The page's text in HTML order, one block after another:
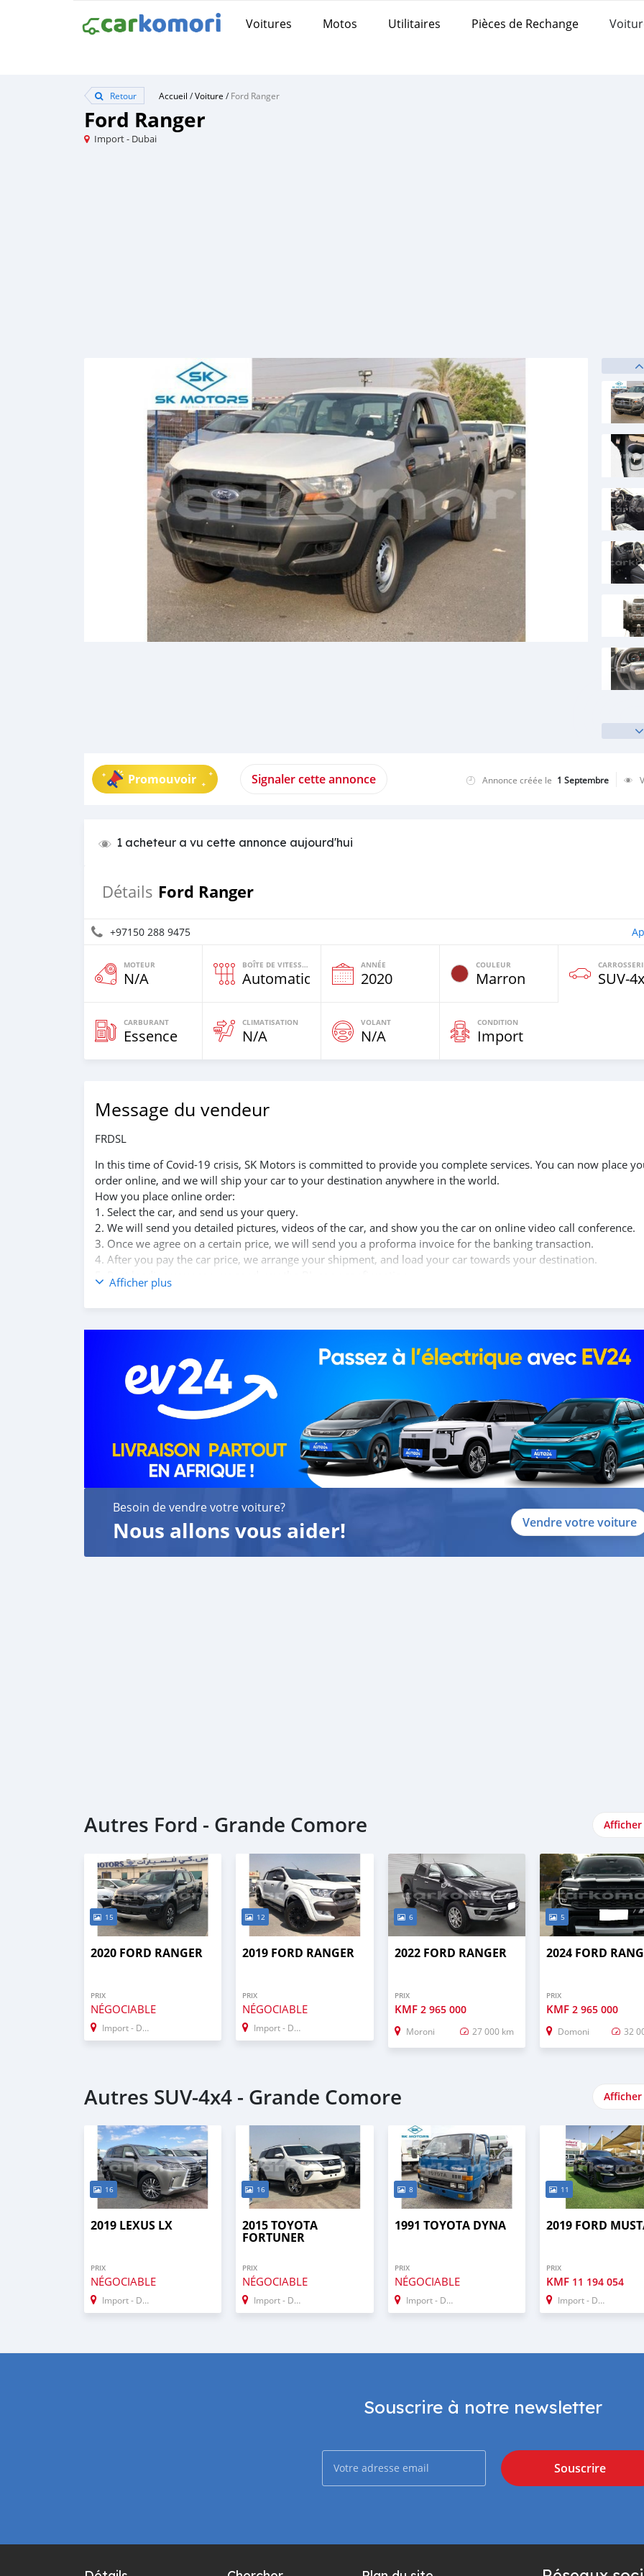
Voitures Motos Utilitaires Pièces de Rechange
Retour Accueil /Voiture /Ford Ranger
Ford Ranger
Import - Dubai
Promouvoir Signaler cette annonce Annonce créée le 1 Septembre
1 acheteur a vu cette annonce aujourd'hui
Détails Ford Ranger
+97150 288 9475
MOTEUR
N/A
BOÎTE DE VITESSES
Automatique
ANNÉE
2020
COULEUR
Marron
CARBURANT
Essence
CLIMATISATION
N/A
VOLANT
N/A
CONDITION
Import
Message du vendeur
FRDSL
In this time of Covid-19 crisis, SK Motors is committed to provide you complete services. You can now place
order online, and we will ship your car to your destination anywhere in the world.
How you place online order:
1. Select the car, and send us your query.
2. We will send you detailed pictures, videos of the car, and show you the car on online video call conference.
3. Once we agree on a certain price, we will send you a proforma invoice for the banking transaction.
4. After you pay the car price, we arrange your shipment, and load your car towards your destination.
5. Post loading your car, we send you the BL copy confirmation.
6. Once you receive your car, you confirm us, and we are done with the process.
We are taking these steps to ensure that our clients do not have to Travel. And please note, SK Motors is one
Afficher plus
Besoin de vendre votre voiture?
Nous allons vous aider! Vendre votre voiture
Autres Ford - Grande Comore
15
2020 FORD RANGER
PRIX
NÉGOCIABLE
Import - Dubai
12
2019 FORD RANGER
PRIX
NÉGOCIABLE
Import - Dubai
6
2022 FORD RANGER
PRIX
KMF 2 965 000
Moroni 27 000 km
5
2024 FORD
PRIX
KMF 2 965 000
Domoni 32
Autres SUV‒4x4 - Grande Comore
16
2019 LEXUS LX
PRIX
NÉGOCIABLE
Import - Dubai
16
2015 TOYOTA
FORTUNER
PRIX
NÉGOCIABLE
Import - Dubai
8
1991 TOYOTA DYNA
PRIX
NÉGOCIABLE
Import - Dubai
11
2019 FORD
PRIX
KMF 11 194 054
Import - Dubai
Souscrire à notre newsletter
Souscrire